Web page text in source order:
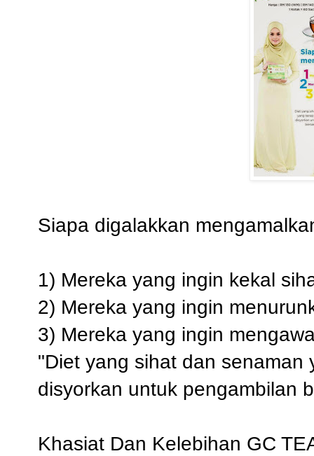
Siapa digalakkan
1) Mereka yang ingin kekal
2) Mereka yang ingin
3) Mereka yang ingin
"Diet yang sihat dan senaman
disyorkan untuk pengambilan
Khasiat Dan Kelebihan GC